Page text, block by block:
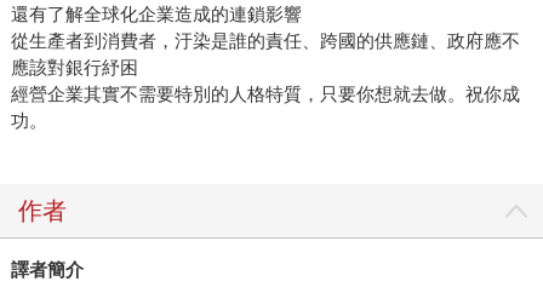
還有了解全球化企業造成的連鎖影響
從生產者到消費者，汙染是誰的責任、跨國的供應鏈、政府應不
應該對銀行紓困
經營企業其實不需要特別的人格特質，只要你想就去做。祝你成
功。
作者
譯者簡介